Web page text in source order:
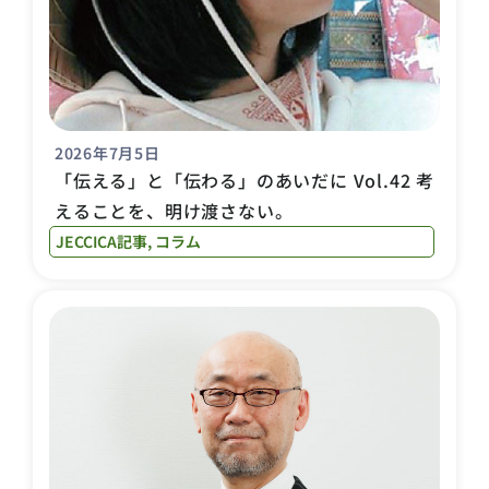
2026年7月5日
「伝える」と「伝わる」のあいだに Vol.42 考
えることを、明け渡さない。
JECCICA記事, コラム